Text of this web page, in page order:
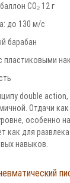
CO₂ 12 г
до 130 м/с
барабан
пластиковыми
double action,
Отдачи
особенно
как для
навыков.